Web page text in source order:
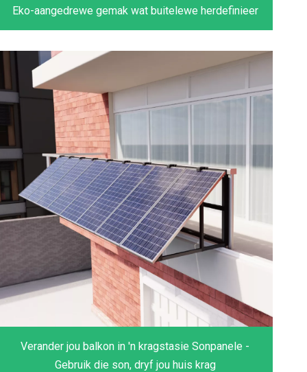
Eko-aangedrewe gemak wat buitelewe herdefinieer
Verander jou balkon in 'n kragstasie Sonpanele -
Gebruik die son, dryf jou huis krag